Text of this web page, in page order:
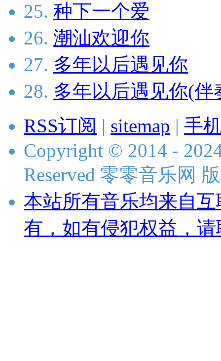
25. 种下一个爱
26. 潮汕欢迎你
27. 多年以后遇见你
28. 多年以后遇见你(伴
RSS订阅 | sitemap | 手
Copyright © 2014 -
Reserved 零零音乐网
本站所有音乐均来自
有，如有侵犯权益，